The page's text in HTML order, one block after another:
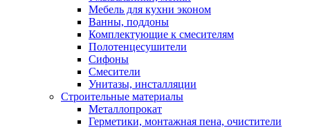
Мебель для кухни эконом
Ванны, поддоны
Комплектующие к смесителям
Полотенцесушители
Сифоны
Смесители
Унитазы, инсталляции
Строительные материалы
Металлопрокат
Герметики, монтажная пена, очистители